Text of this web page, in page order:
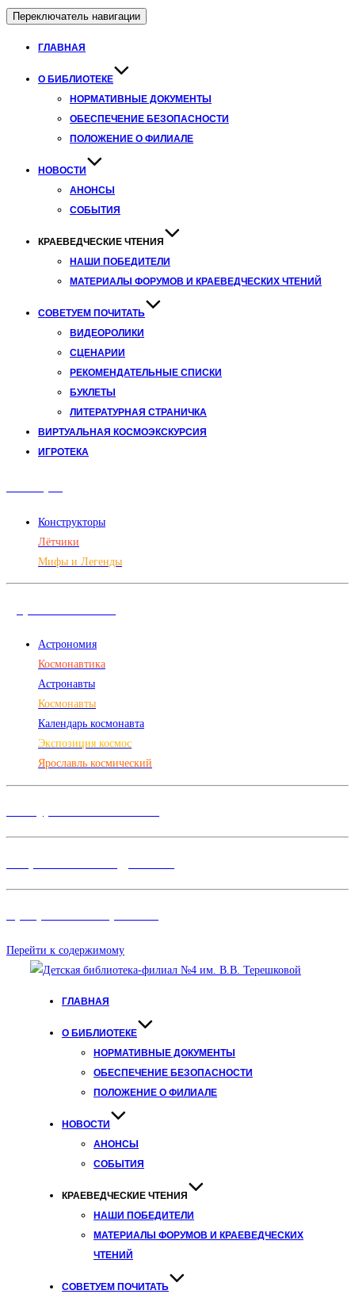
Переключатель навигации
ГЛАВНАЯ
О БИБЛИОТЕКЕ
НОРМАТИВНЫЕ ДОКУМЕНТЫ
ОБЕСПЕЧЕНИЕ БЕЗОПАСНОСТИ
ПОЛОЖЕНИЕ О ФИЛИАЛЕ
НОВОСТИ
АНОНСЫ
СОБЫТИЯ
КРАЕВЕДЧЕСКИЕ ЧТЕНИЯ
НАШИ ПОБЕДИТЕЛИ
МАТЕРИАЛЫ ФОРУМОВ И КРАЕВЕДЧЕСКИХ ЧТЕНИЙ
СОВЕТУЕМ ПОЧИТАТЬ
ВИДЕОРОЛИКИ
СЦЕНАРИИ
РЕКОМЕНДАТЕЛЬНЫЕ СПИСКИ
БУКЛЕТЫ
ЛИТЕРАТУРНАЯ СТРАНИЧКА
ВИРТУАЛЬНАЯ КОСМОЭКСКУРСИЯ
ИГРОТЕКА
Конструкторы
Лётчики
Мифы и Легенды
Астрономия
Космонавтика
Астронавты
Космонавты
Календарь космонавта
Экспозиция космос
Ярославль космический
Перейти к содержимому
ГЛАВНАЯ
О БИБЛИОТЕКЕ
НОРМАТИВНЫЕ ДОКУМЕНТЫ
ОБЕСПЕЧЕНИЕ БЕЗОПАСНОСТИ
ПОЛОЖЕНИЕ О ФИЛИАЛЕ
НОВОСТИ
АНОНСЫ
СОБЫТИЯ
КРАЕВЕДЧЕСКИЕ ЧТЕНИЯ
НАШИ ПОБЕДИТЕЛИ
МАТЕРИАЛЫ ФОРУМОВ И КРАЕВЕДЧЕСКИХ
ЧТЕНИЙ
СОВЕТУЕМ ПОЧИТАТЬ